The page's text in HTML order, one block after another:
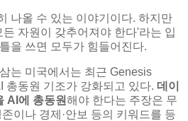
나올 수 있는 이야기이다. 하지만
자원이 갖추어져야 한다'라는 입
을 쓰면 모두가 힘들어진다.
는 미국에서는 최근 Genesis
총동원 기조가 강화되고 있다. 데이
AI에 총동원해야 한다는 주장은 무
이나 경제·안보 등의 키워드를 등